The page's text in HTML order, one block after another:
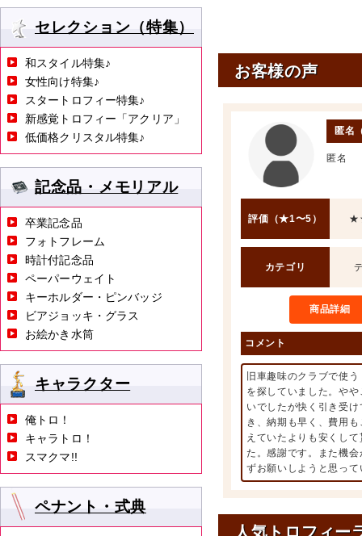
お客様の声
匿名
匿名
評価（★1〜5）
カテゴリ
商品詳細
コメント
旧車趣味のクラブで使
を探していました。や
いでしたが快く引き受け
き、納期も早く、費用
えていたよりも安くし
た。感謝です。また機会
ずお願いしようと思って
人気トロフィー
セレクション（特集）
和スタイル特集♪
女性向け特集♪
スタートロフィー特集♪
新感覚トロフィー「アクリア」
低価格クリスタル特集♪
記念品・メモリアル
卒業記念品
フォトフレーム
時計付記念品
ペーパーウェイト
キーホルダー・ピンバッジ
ビアジョッキ・グラス
お絵かき水筒
キャラクター
俺トロ！
キャラトロ！
スマクマ!!
ペナント・式典